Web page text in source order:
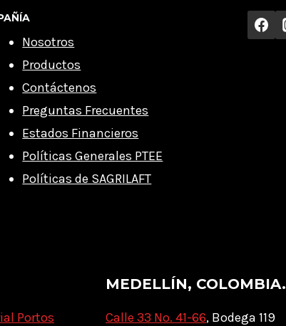
Nosotros
Productos
Contáctenos
Preguntas Frecuentes
Estados Financieros
Políticas Generales PTEE
Políticas de SAGRILAFT
Portos
MEDELLÍN, COLOMBIA.
Calle 33 No. 41-66, Bodega 119